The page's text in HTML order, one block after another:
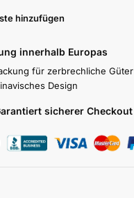
hinzufügen
innerhalb Europas
für zerbrechliche Güter
Design
sicherer Checkout